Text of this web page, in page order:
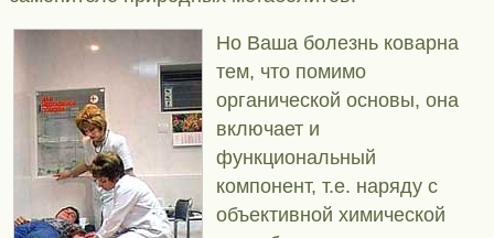
Но Ваша болезнь коварна
тем, что помимо
органической основы, она
включает и
функциональный
компонент, т.е. наряду с
объективной химической